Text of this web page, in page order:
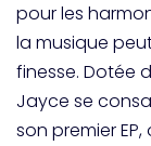
pour les
la musique
finesse. Dotée
Jayce se
son premier